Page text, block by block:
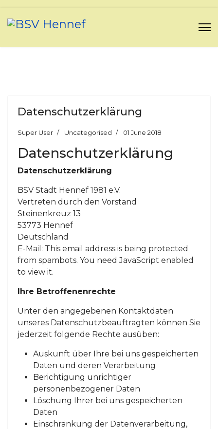
Datenschutzerklärung
Super User Uncategorised 01 June 2018
Datenschutzerklärung
Datenschutzerklärung
BSV Stadt Hennef 1981 e.V.
Vertreten durch den Vorstand
Steinenkreuz 13
53773 Hennef
Deutschland
E-Mail: This email address is being protected
from spambots. You need JavaScript enabled
to view it.
Ihre Betroffenenrechte
Unter den angegebenen Kontaktdaten
unseres Datenschutzbeauftragten können Sie
jederzeit folgende Rechte ausüben:
Auskunft über Ihre bei uns gespeicherten
Daten und deren Verarbeitung
Berichtigung unrichtiger
personenbezogener Daten
Löschung Ihrer bei uns gespeicherten
Daten
Einschränkung der Datenverarbeitung,